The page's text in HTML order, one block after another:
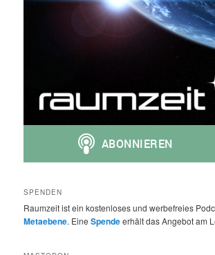
SPENDEN
Raumzeit ist ein kostenloses und werbefreies
Metaebene. EineSpendeerhält das Angebot am